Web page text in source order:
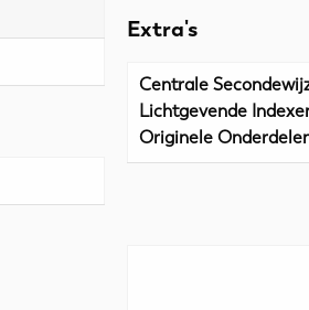
Extra's
Centrale
Lichtgevende
Originele